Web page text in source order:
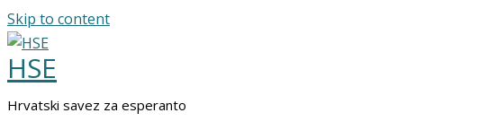
Skip to content
HSE
Hrvatski savez za esperanto